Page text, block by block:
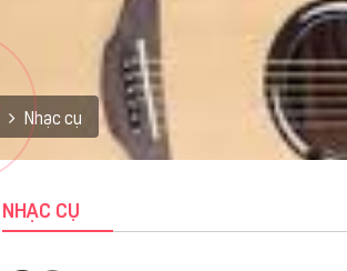
Nhạc cụ
NHẠC CỤ